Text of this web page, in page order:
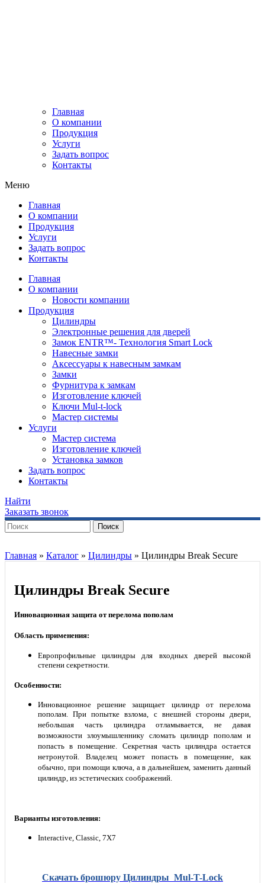
Главная
О компании
Продукция
Услуги
​Задать вопрос
Контакты
Меню
Главная
О компании
Продукция
Услуги
​Задать вопрос
Контакты
Главная
О компании
Новости компании
Продукция
Цилиндры
Электронные решения для дверей
Замок ENTR™- Технология Smart Lock
Навесные замки
Аксессуары к навесным замкам
Замки
Фурнитура к замкам
Изготовление ключей
Ключи Mul-t-lock
Мастер системы
Услуги
Мастер система
Изготовление ключей
Установка замков
​Задать вопрос
Контакты
Найти
Заказать звонок
Главная » Каталог » Цилиндры » Цилиндры Break Secure
Цилиндры Break Secure
Инновационная защита от перелома пополам
Область применения:
Европрофильные цилиндры для входных дверей высокой
степени секретности.
Особенности:
Инновационное решение защищает цилиндр от перелома
пополам. При попытке взлома, с внешней стороны двери,
небольшая часть цилиндра отламывается, не давая
возможности злоумышленнику сломать цилиндр пополам и
попасть в помещение. Секретная часть цилиндра остается
нетронутой. Владелец может попасть в помещение, как
обычно, при помощи ключа, а в дальнейшем, заменить данный
цилиндр, из эстетических соображений.
Варианты изготовления:
Interactive, Classic, 7Х7
Скачать брошюру Цилиндры Mul-T-Lock